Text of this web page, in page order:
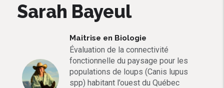
Sarah Bayeul
Maitrise en Biologie
Évaluation de la connectivité
fonctionnelle du paysage pour les
populations de loups (Canis lupus
spp) habitant l’ouest du Québec